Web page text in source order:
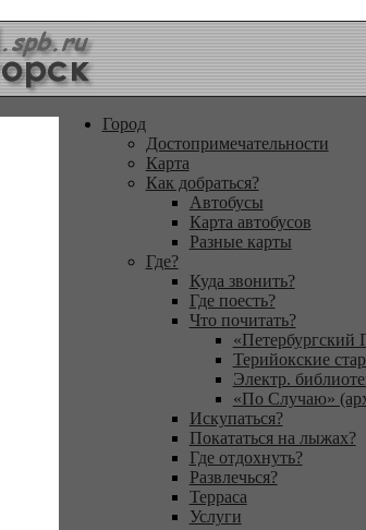
Город
Достопримечательности
Карта
Как добраться?
Автобусы
Карта автобусов
Разные карты
Где?
Куда звонить?
Где поесть?
Что почитать?
«Петербургский
Терийокские
Электр.
«По Случаю»
Искупаться?
Покататься на лыжах?
Где отдохнуть?
Развлечься?
Терраса
Услуги